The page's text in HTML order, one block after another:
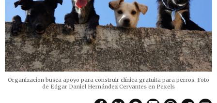
Organizacion busca apoyo para construir clínica gratuita para perros. Foto
de Edgar Daniel Hernández Cervantes en Pexels